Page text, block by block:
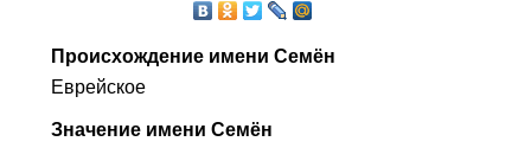
Происхождение имени Семён
Еврейское
Значение имени Семён